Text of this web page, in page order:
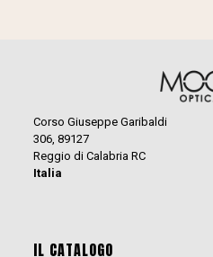
Corso Giuseppe Garibaldi
306, 89127
Reggio di Calabria RC
Italia
IL CATALOGO